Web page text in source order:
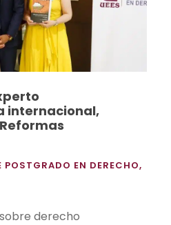
internacional,
POSTGRADO EN DERECHO,
derecho